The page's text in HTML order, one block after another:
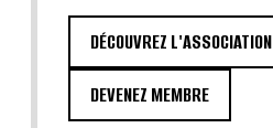
DÉCOUVREZ L'ASSOCIATION
DEVENEZ MEMBRE